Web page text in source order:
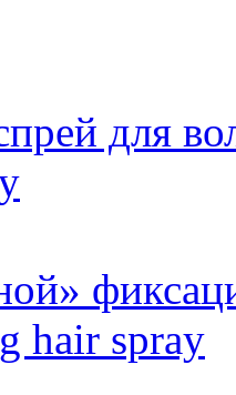
для
hair spray